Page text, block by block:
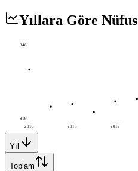
Yıllara Göre Nüfus
2013 2015 2017
846
819
Yıl
Toplam